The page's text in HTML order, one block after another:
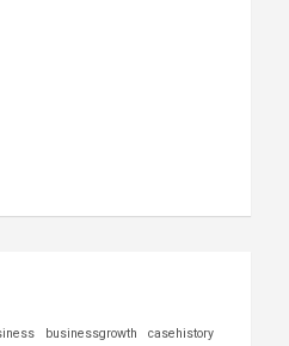
businessgrowth casehistory